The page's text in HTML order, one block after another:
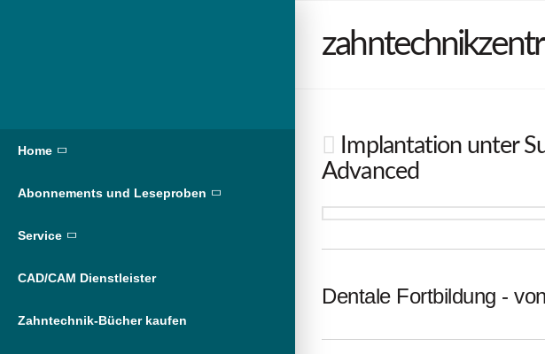
Home
Abonnements und Leseproben
Service
CAD/CAM Dienstleister
Zahntechnik-Bücher kaufen
Implantation unter
Advanced
Dentale Fortbildung -